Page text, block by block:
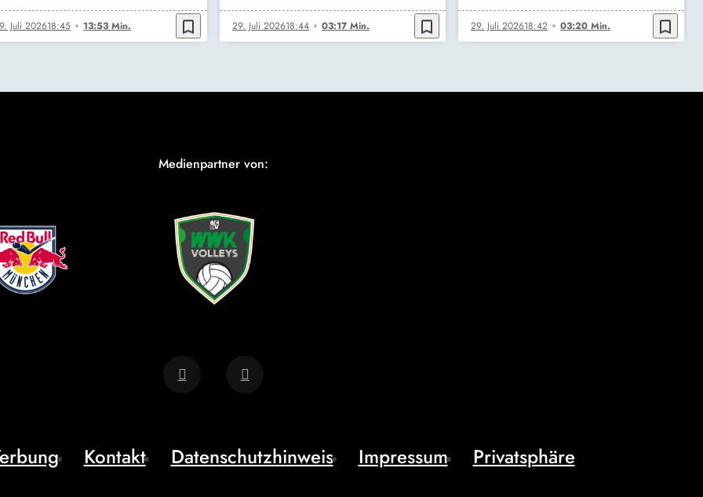
Juli 202618:45 13:53 Min. bookmark_border 29. Juli 202618:44 03:17 Min. bookmark_border 29. Juli 202618:42 03:20 Min. bookmark_border
Medienpartner von:
Kontakt Datenschutzhinweis Impressum Privatsphäre